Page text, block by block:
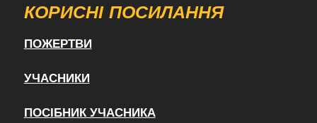
КОРИСНІ ПОСИЛАННЯ
ПОЖЕРТВИ
УЧАСНИКИ
ПОСІБНИК УЧАСНИКА